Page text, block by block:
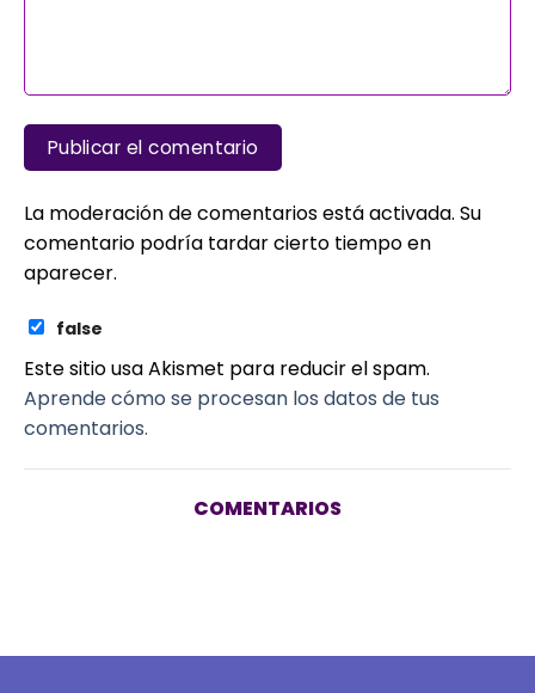
La moderación de comentarios está activada. Su
comentario podría tardar cierto tiempo en
aparecer.
false
Este sitio usa Akismet para reducir el spam.
Aprende cómo se procesan los datos de tus
comentarios.
COMENTARIOS